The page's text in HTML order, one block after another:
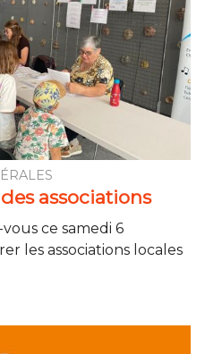
associations
ce samedi 6
les associations locales